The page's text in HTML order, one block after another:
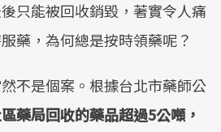
只能被回收銷毀，著實令人痛
藥，為何總是按時領藥呢？
不是個案。根據台北市藥師公
藥局回收的藥品超過5公噸，